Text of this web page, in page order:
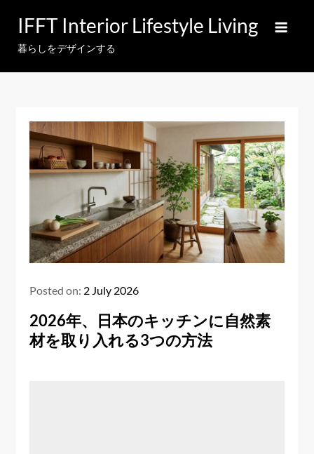
content
IFFT Interior Lifestyle Living
暮らしをデザインする
Posted on: 2 July 2026
2026年、日本のキッチンに自然素
材を取り入れる3つの方法